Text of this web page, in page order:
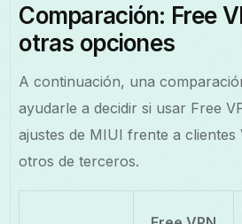
Comparación: Free
otras opciones
A continuación, una
ayudarle a decidir si usar Free
ajustes de MIUI frente a clientes
otros de terceros.